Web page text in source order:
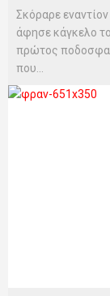
Σκόραρε
άφησε κάγκελο
πρώτος
που...